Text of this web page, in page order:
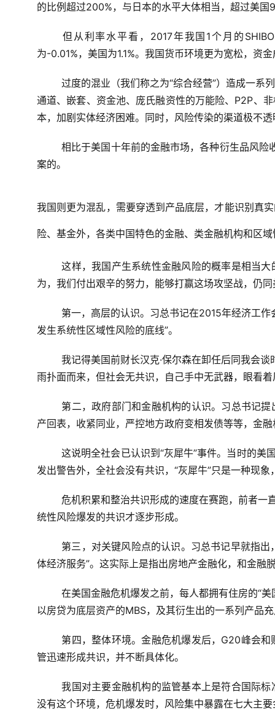
的比例超过200%，与日本的水平大体相当，超过美国
但从利率水平看，2017年我国1个月的
为-0.01%，美国为1.1%。我国货币环境更为宽松，资
过度的混业（我们称之为“综合经营”）造成一系
通道、嵌套、资金池、庞氏融资性的万能险、P2P、
本，加剧实体经济困难。同时，风险传染的渠道极不透
相比于美国十年前的金融市场，各种衍生品风
案的。
我国则更为混乱，需要穿透到产品底层，才能识别真
险、基金外，各类中国特色的金融、类金融机构和区
这样，我国产生系统性金融风险的概率是相当
为，我们付出艰辛的努力，能够打赢这场攻坚战，仍
第一，高层的认识。习总书记在2015年经济工
发生系统性区域性风险的底线”。
我记得美国前财长汉克·保尔森在卸任后同我会
雨扑面而来，但社会无共识，自己手中无武器，眼看
第二，政府部门和金融机构的认识。习总书记
产回表，收紧同业，严控地方政府变相发债等等，金
这说明全社会已认识到“灰犀牛”事件。当时的美
发出警告外，全社会没有共识，“灰犀牛”只是一种现象
危机积累和整治共识形成的速度在赛跑，前者一
统性风险爆发的共识才逐步形成。
第三，对关键风险点的认识。习总书记早就指
体经济服务”。 这实际上是指出房地产金融化，和金融
在美国金融危机爆发之前，每人都拥有住房的“
以房贷为底层资产的MBS，及其衍生出的一系列产品
第四，整体环境。金融危机爆发后，G20峰会
管迅速形成共识，并不断具体化。
我国对主要金融机构的监管基本上是符合国际
没有这个环境，危机爆发时，风险集中暴露在七大主